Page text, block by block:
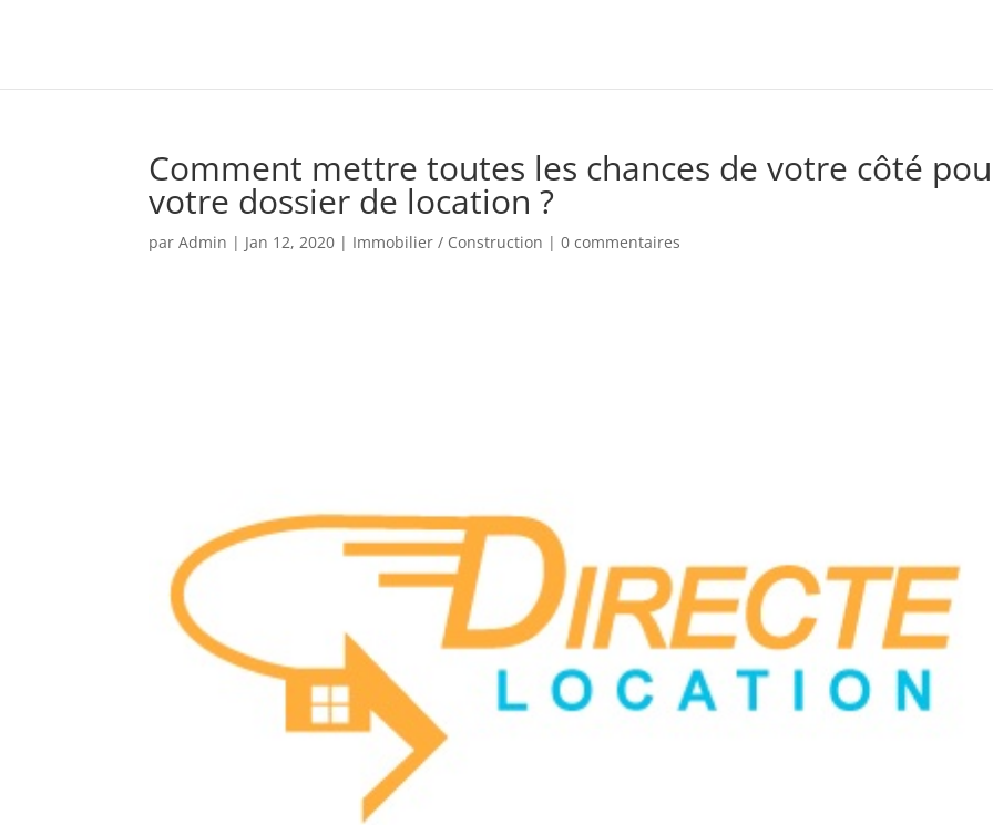
Comment mettre toutes les chances de votre côté
votre dossier de location ?
parAdmin | Jan 12, 2020 | Immobilier / Construction |0 commentaires